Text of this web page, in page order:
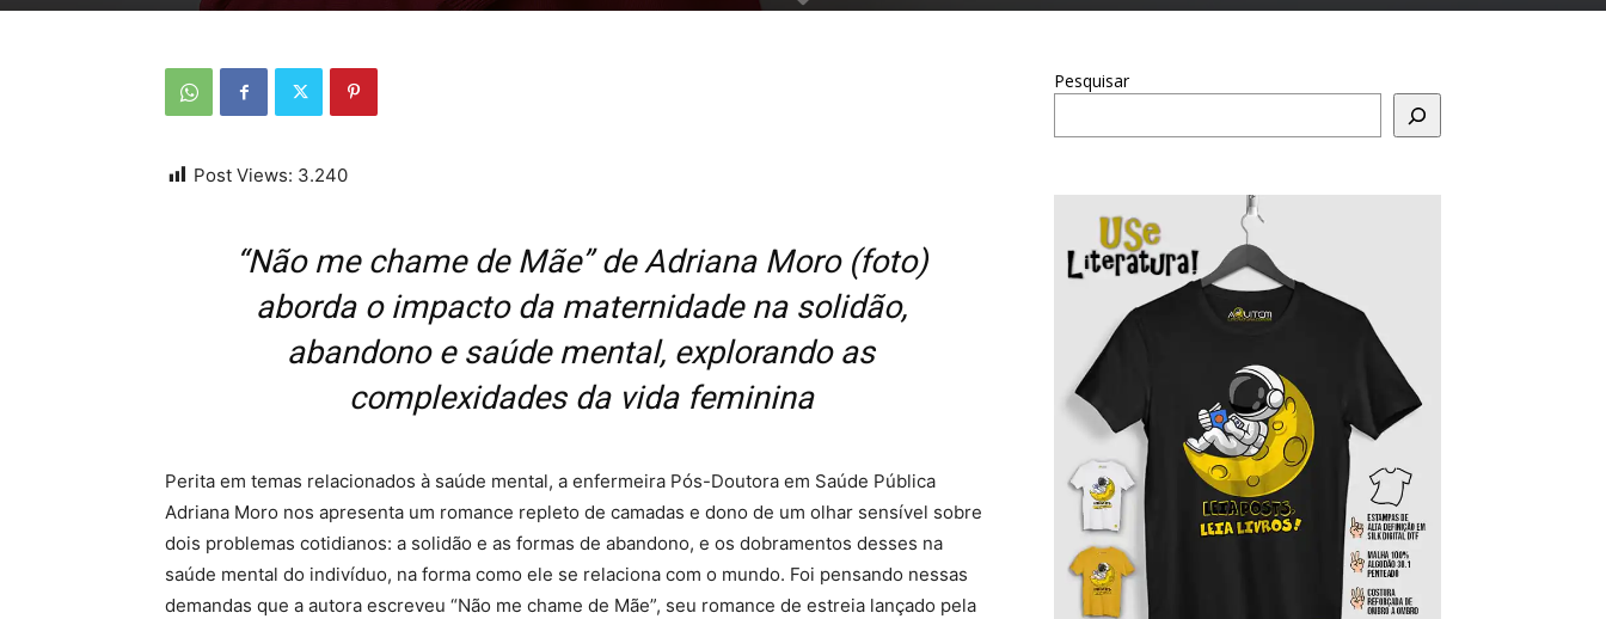
Post Views: 3.240
“Não me chame de Mãe” de Adriana Moro (foto)
aborda o impacto da maternidade na solidão,
abandono e saúde mental, explorando as
complexidades da vida feminina
Perita em temas relacionados à saúde mental, a enfermeira Pós-Doutora em Saúde Pública
Adriana Moro nos apresenta um romance repleto de camadas e dono de um olhar sensível sobre
dois problemas cotidianos: a solidão e as formas de abandono, e os dobramentos desses na
saúde mental do indivíduo, na forma como ele se relaciona com o mundo. Foi pensando nessas
demandas que a autora escreveu “Não me chame de Mãe”, seu romance de estreia lançado pela
Pesquisar